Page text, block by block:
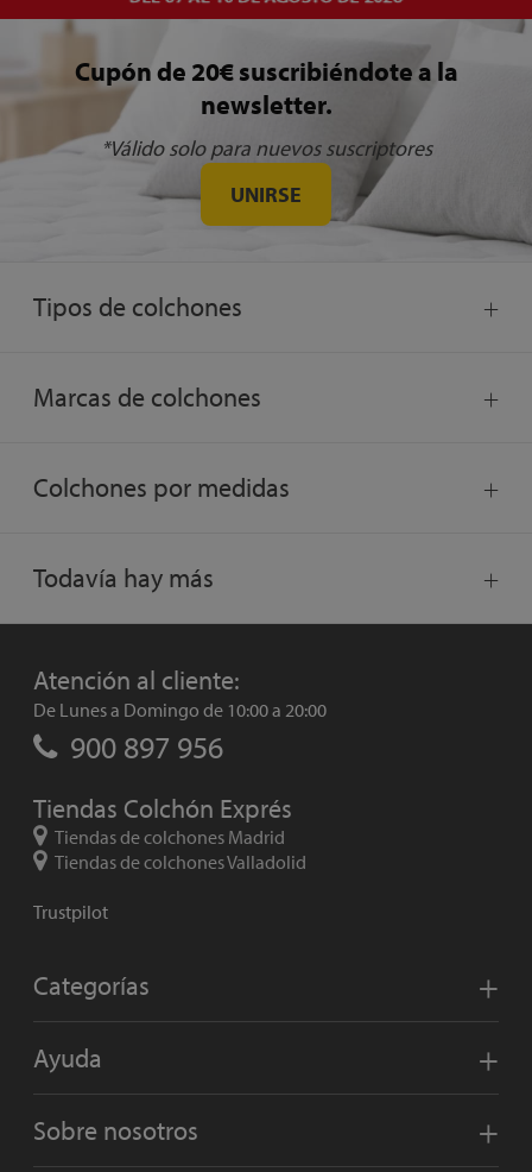
Cupón de 20€ suscribiéndote a la
newsletter.
*Válido solo para nuevos suscriptores
UNIRSE
Tipos de colchones
Marcas de colchones
Colchones por medidas
Todavía hay más
Atención al cliente:
De Lunes a Domingo de 10:00 a 20:00
900 897 956
Tiendas Colchón Exprés
Tiendas de colchones Madrid
Tiendas de colchones Valladolid
Trustpilot
Categorías
Ayuda
Sobre nosotros